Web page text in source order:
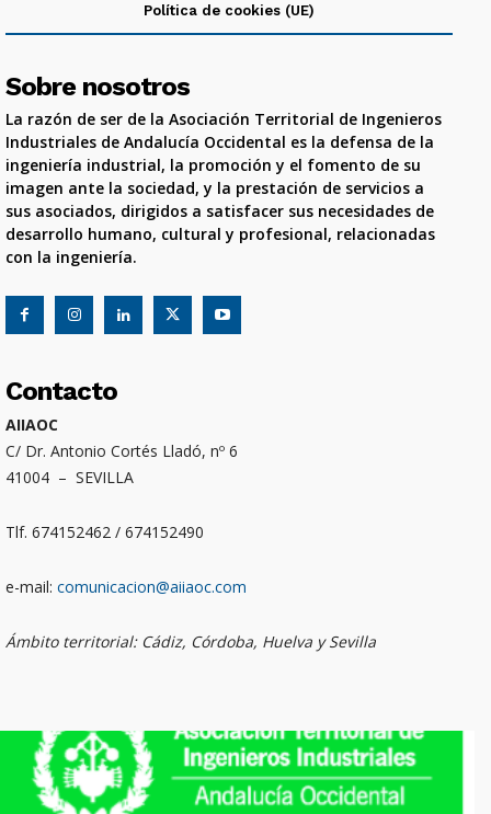
Política de cookies (UE)
Sobre nosotros
La razón de ser de la Asociación Territorial de Ingenieros
Industriales de Andalucía Occidental es la defensa de la
ingeniería industrial, la promoción y el fomento de su
imagen ante la sociedad, y la prestación de servicios a
sus asociados, dirigidos a satisfacer sus necesidades de
desarrollo humano, cultural y profesional, relacionadas
con la ingeniería.
Contacto
AIIAOC
C/ Dr. Antonio Cortés Lladó, nº 6
41004 – SEVILLA
Tlf. 674152462 / 674152490
e-mail: comunicacion@aiiaoc.com
Ámbito territorial: Cádiz, Córdoba, Huelva y Sevilla